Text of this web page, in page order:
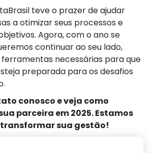
teve o prazer de ajudar
a otimizar seus processos e
Agora, com o ano se
continuar ao seu lado,
necessárias para que
preparada para os desafios
conosco e veja como
parceira em2025. Estamos
sua gestão!